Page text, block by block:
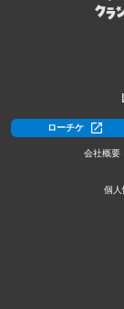
ローチケ
会社概要
個人